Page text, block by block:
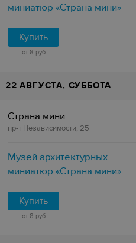
миниатюр «Страна мини»
Купить
от 8 руб.
22 АВГУСТА, СУББОТА
Страна мини
пр-т Независимости, 25
Музей архитектурных
миниатюр «Страна мини»
Купить
от 8 руб.